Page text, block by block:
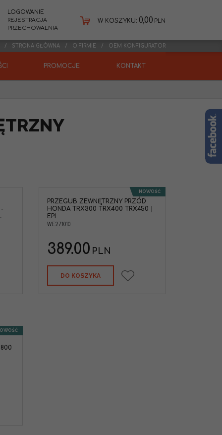
LOGOWANIE
REJESTRACJA
PRZECHOWALNIA
W KOSZYKU: 0,00 PLN
STRONA GŁÓWNA O FIRMIE OEM KONFIGURATOR
PROMOCJE KONTAKT
TRX300,
z
NOWOŚĆ
PRZEGUB ZEWNĘTRZNY PRZÓD
HONDA TRX300 TRX400 TRX450 |
EPI
WE271010
389.00 PLN
DO KOSZYKA